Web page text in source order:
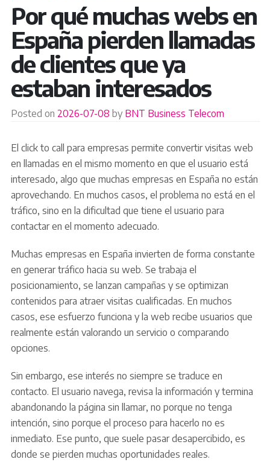
Por qué muchas webs en
España pierden llamadas
de clientes que ya
estaban interesados
Posted on 2026-07-08 by BNT Business Telecom
El click to call para empresas permite convertir visitas web
en llamadas en el mismo momento en que el usuario está
interesado, algo que muchas empresas en España no están
aprovechando. En muchos casos, el problema no está en el
tráfico, sino en la dificultad que tiene el usuario para
contactar en el momento adecuado.
Muchas empresas en España invierten de forma constante
en generar tráfico hacia su web. Se trabaja el
posicionamiento, se lanzan campañas y se optimizan
contenidos para atraer visitas cualificadas. En muchos
casos, ese esfuerzo funciona y la web recibe usuarios que
realmente están valorando un servicio o comparando
opciones.
Sin embargo, ese interés no siempre se traduce en
contacto. El usuario navega, revisa la información y termina
abandonando la página sin llamar, no porque no tenga
intención, sino porque el proceso para hacerlo no es
inmediato. Ese punto, que suele pasar desapercibido, es
donde se pierden muchas oportunidades reales.